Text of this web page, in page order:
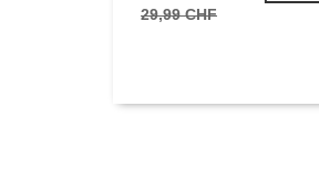
29,99 CHF